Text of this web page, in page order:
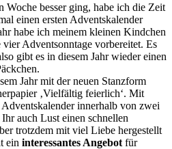
Woche besser ging, habe ich die Zeit
einen ersten Adventskalender
habe ich meinem kleinen Kindchen
Adventsonntage vorbereitet. Es
gibt es in diesem Jahr wieder einen
Jahr mit der neuen Stanzform
‚Vielfältig feierlich‘. Mit
innerhalb von zwei
auch Lust einen schnellen
trotzdem mit viel Liebe hergestellt
ein interessantes Angebot für